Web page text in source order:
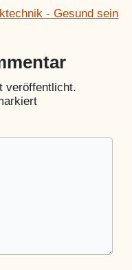
- Gesund sein
veröffentlicht.